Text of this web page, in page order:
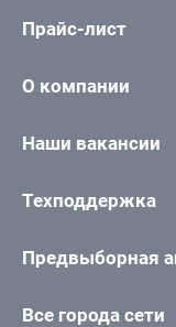
Прайс-лист
О компании
Наши вакансии
Техподдержка
Предвыборная
Все города сети